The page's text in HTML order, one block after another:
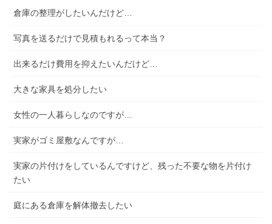
倉庫の整理がしたいんだけど…
写真を送るだけで見積もれるって本当？
出来るだけ費用を抑えたいんだけど…
大きな家具を処分したい
女性の一人暮らしなのですが…
実家がゴミ屋敷なんですが…
実家の片付けをしているんですけど、残った不要な物を片付け
たい
庭にある倉庫を解体撤去したい